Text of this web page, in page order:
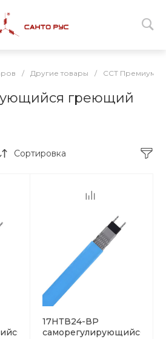
/ Другие товары / ССТ Премиум
греющий
Сортировка
17НТВ24-ВР
саморегулирующийся